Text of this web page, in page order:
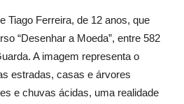
Tiago Ferreira, de 12 anos, que
“Desenhar a Moeda”, entre 582
A imagem representa o
estradas, casas e árvores
e chuvas ácidas, uma realidade